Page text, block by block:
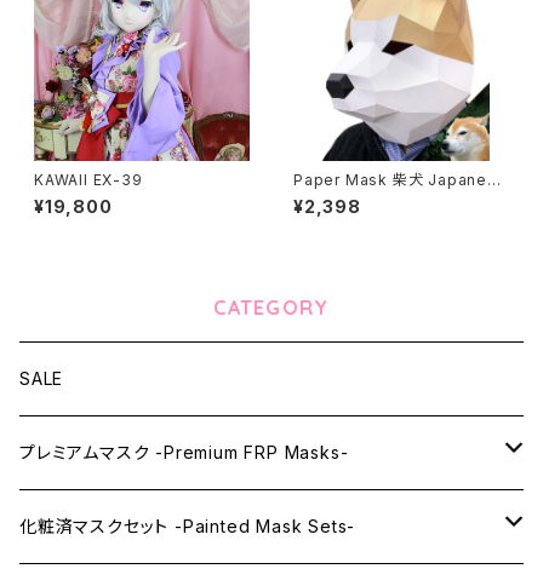
KAWAII EX-39
¥19,800
Paper Mask 柴犬 Japanese
dog
¥2,398
CATEGORY
SALE
プレミアムマスク -Premium FRP Masks-
KAWAII PREMIUM Mask & Wig Sets
化粧済マスクセット -Painted Mask Sets-